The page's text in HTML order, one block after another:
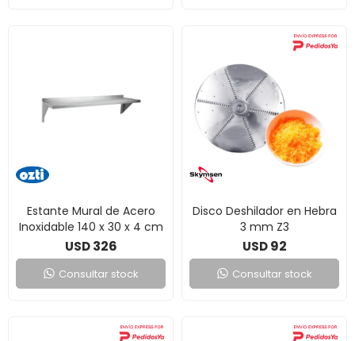
Estante Mural de Acero
Inoxidable 140 x 30 x 4 cm
USD 326
Consultar stock
Disco Deshilador en Hebra
3 mm Z3
USD 92
Consultar stock